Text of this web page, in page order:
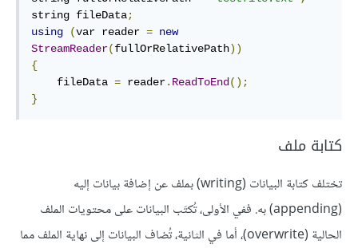
string fileData;
using
(var reader = new
StreamReader(fullOrRelativePath))
{
    fileData
= reader. ReadToEnd ();
}
كتابة ملف
تختلف كتابة البيانات (writing) بملف عن إضافة بيانات إليه
(appending) به. ففي الأولى، تُكتَب البيانات على محتويات الملف
الحالية (overwrite)، أما في الثانية، تُضاف البيانات إلى نهاية الملف مما